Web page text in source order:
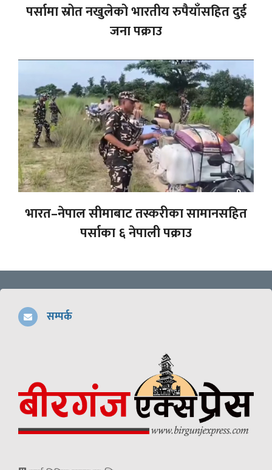
पर्सामा स्रोत नखुलेको भारतीय रुपैयाँसहित दुई
जना पक्राउ
भारत–नेपाल सीमाबाट तस्करीका सामानसहित
पर्साका ६ नेपाली पक्राउ
सम्पर्क